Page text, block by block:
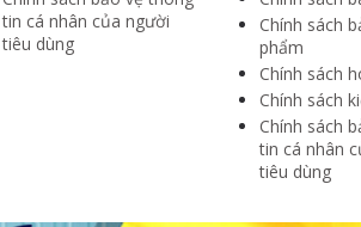
tin cá nhân của người
tiêu dùng
Chính sách
phẩm
Chính sách
Chính sách
Chính sách
tin cá nhân
tiêu dùng